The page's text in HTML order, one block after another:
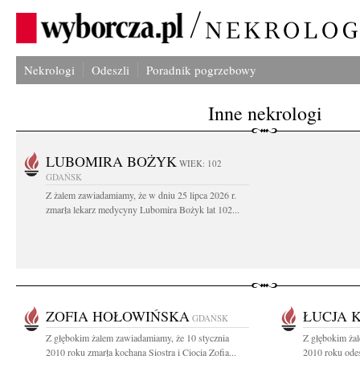
Nekrologi Odeszli Poradnik pogrzebowy
Inne nekrologi
LUBOMIRA BOŻYK WIEK: 102
GDAŃSK
Z żalem zawiadamiamy, że w dniu 25 lipca 2026 r.
zmarła lekarz medycyny Lubomira Bożyk lat 102...
ZOFIA HOŁOWIŃSKA GDAŃSK
Z głębokim żalem zawiadamiamy, że 10 stycznia
2010 roku zmarła kochana Siostra i Ciocia Zofia...
ŁUCJA
Z głębokim
2010 roku